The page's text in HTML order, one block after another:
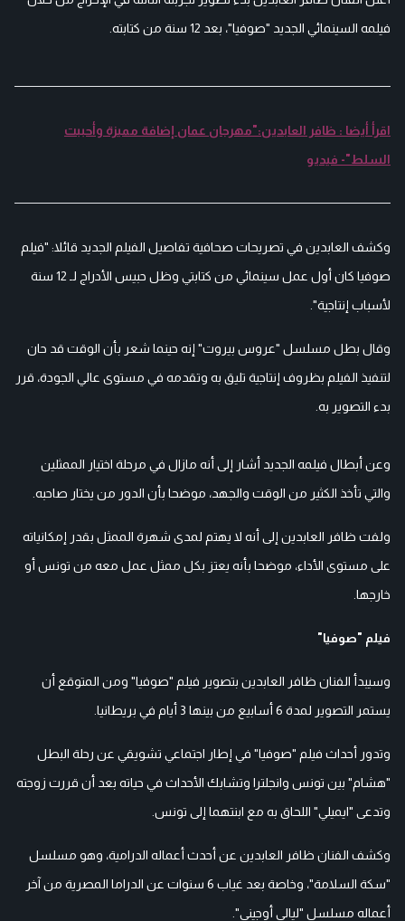
فيلمه السينمائي الجديد "صوفيا"، بعد 12 سنة من كتابته.
اقرأ أيضا : ظافر العابدين:"مهرجان عمان إضافة مميزة وأحببت
السلط"- فيديو
وكشف العابدين في تصريحات صحافية تفاصيل الفيلم الجديد قائلا: "فيلم
صوفيا كان أول عمل سينمائي من كتابتي وظل حبيس الأدراج لـ 12 سنة
لأسباب إنتاجية".
وقال بطل مسلسل "عروس بيروت" إنه حينما شعر بأن الوقت قد حان
لتنفيذ الفيلم بظروف إنتاجية تليق به وتقدمه في مستوى عالي الجودة، قرر
بدء التصوير به.
وعن أبطال فيلمه الجديد أشار إلى أنه مازال في مرحلة اختيار الممثلين
والتي تأخذ الكثير من الوقت والجهد، موضحا بأن الدور من يختار صاحبه.
ولفت ظافر العابدين إلى أنه لا يهتم لمدى شهرة الممثل بقدر إمكانياته
على مستوى الأداء، موضحا بأنه يعتز بكل ممثل عمل معه من تونس أو
خارجها.
فيلم "صوفيا"
وسيبدأ الفنان ظافر العابدين بتصوير فيلم "صوفيا" ومن المتوقع أن
يستمر التصوير لمدة 6 أسابيع من بينها 3 أيام في بريطانيا.
وتدور أحداث فيلم "صوفيا" في إطار اجتماعي تشويقي عن رحلة البطل
"هشام" بين تونس وانجلترا وتشابك الأحداث في حياته بعد أن قررت زوجته
وتدعى "ايميلي" اللحاق به مع ابنتهما إلى تونس.
وكشف الفنان ظافر العابدين عن أحدث أعماله الدرامية، وهو مسلسل
"سكة السلامة"، وخاصة بعد غياب 6 سنوات عن الدراما المصرية من آخر
أعماله مسلسل "ليالي أوجيني".